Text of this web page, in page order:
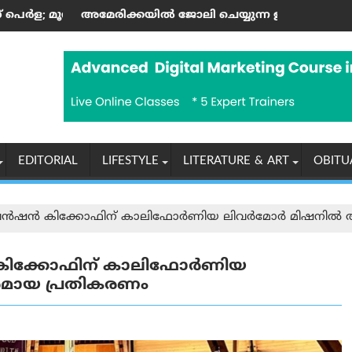
കലാസപര്യയ്ക്ക് ഗൾഫ് മണ്ണിലും അംഗീകാരം
ചെയ്യുന്ന ഇന്ത്യക്കാർക്ക് എച്ച്-1ബി വിസആരോഗ്യ, പൈതൃക
EDITORIAL LIFESTYLE LITERATURE & ART
കിക്കോഫിന് കാലിഫോർണിയ ലിവർമോർ മിഷനിൽ
കാലിഫോർണിയ
പ്രതികരണം